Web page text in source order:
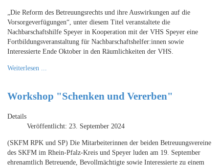
„Die Reform des Betreuungsrechts und ihre Auswirkungen auf die
Vorsorgeverfügungen“, unter diesem Titel veranstaltete die
Nachbarschaftshilfe Speyer in Kooperation mit der VHS Speyer eine
Fortbildungsveranstaltung für Nachbarschaftshelfer:innen sowie
Interessierte Ende Oktober in den Räumlichkeiten der VHS.
Weiterlesen ...
Workshop "Schenken und Vererben"
Details
Veröffentlicht: 23. September 2024
(SKFM RPK und SP) Die Mitarbeiterinnen der beiden Betreuungsvereine
des SKFM im Rhein-Pfalz-Kreis und Speyer luden am 19. September
ehrenamtlich Betreuende, Bevollmächtigte sowie Interessierte zu einem